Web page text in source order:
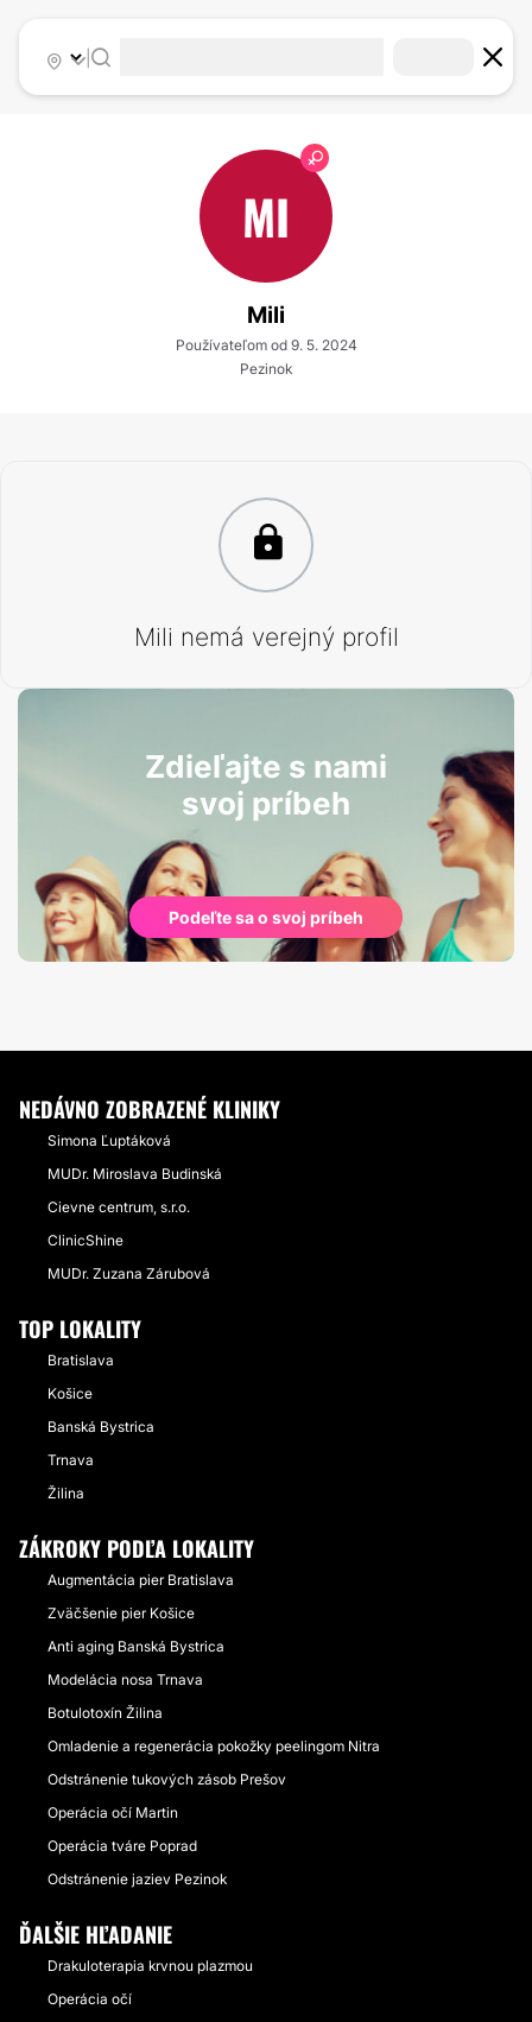
|
MI
Mili
Používateľom od 9. 5. 2024
Pezinok
Mili nemá verejný profil
Zdieľajte s nami
svoj príbeh
Podeľte sa o svoj príbeh
NEDÁVNO ZOBRAZENÉ KLINIKY
Simona Ľuptáková
MUDr. Miroslava Budinská
Cievne centrum, s.r.o.
ClinicShine
MUDr. Zuzana Zárubová
TOP LOKALITY
Bratislava
Košice
Banská Bystrica
Trnava
Žilina
ZÁKROKY PODĽA LOKALITY
Augmentácia pier Bratislava
Zväčšenie pier Košice
Anti aging Banská Bystrica
Modelácia nosa Trnava
Botulotoxín Žilina
Omladenie a regenerácia pokožky peelingom Nitra
Odstránenie tukových zásob Prešov
Operácia očí Martin
Operácia tváre Poprad
Odstránenie jaziev Pezinok
ĎALŠIE HĽADANIE
Drakuloterapia krvnou plazmou
Operácia očí